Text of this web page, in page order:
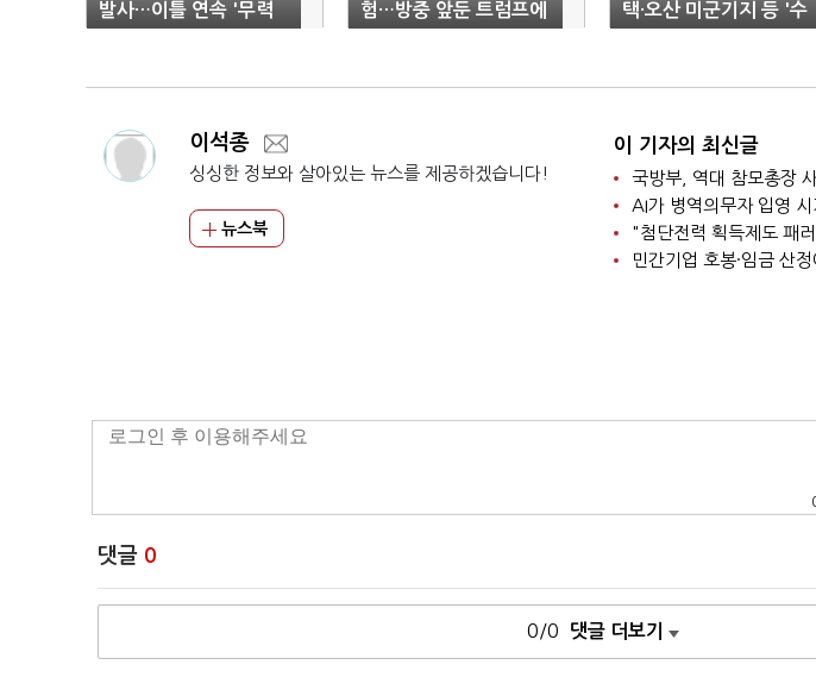
발사…이틀 연속 '무력
시위' 속내는?
험…방중 앞둔 트럼프에
메시지
택·오산 미군기지 등 '수
도권 전역' 사정권
이석종
싱싱한 정보와 살아있는 뉴스를 제공하겠습니다!
뉴스북
이 기자의 최신글
AI가 병역의무자 입영 시
민간기업 호봉·임금 산
댓글 0
0/0 댓글 더보기